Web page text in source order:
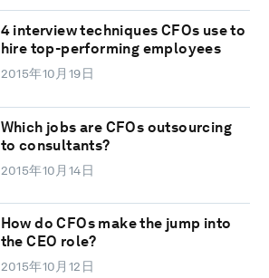
4 interview techniques CFOs use to
hire top-performing employees
2015年10月19日
Which jobs are CFOs outsourcing
to consultants?
2015年10月14日
How do CFOs make the jump into
the CEO role?
2015年10月12日